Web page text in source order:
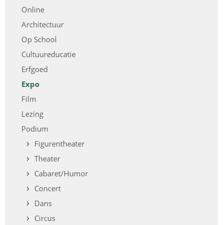
Online
Architectuur
Op School
Cultuureducatie
Erfgoed
Expo
Film
Lezing
Podium
Figurentheater
Theater
Cabaret/Humor
Concert
Dans
Circus